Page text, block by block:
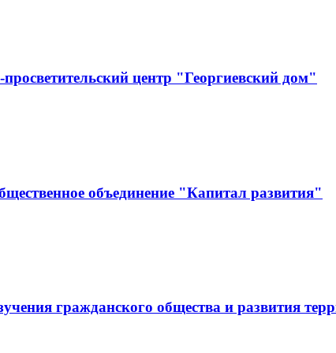
центр "Георгиевский дом"
объединение "Капитал развития"
гражданского общества и развития